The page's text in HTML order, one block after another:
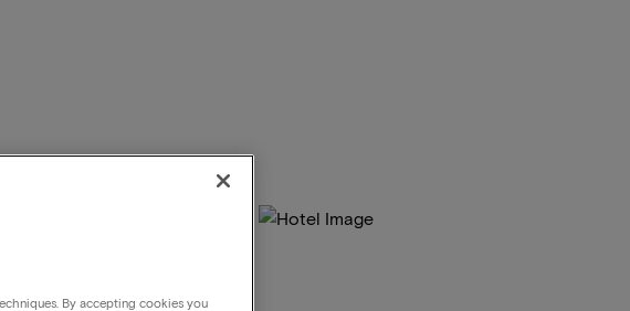
By accepting cookies you